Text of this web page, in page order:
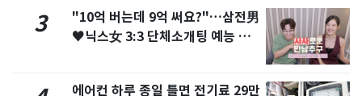
3
"10억 버는데 9억 써요?"…삼전男
♥닉스女 3:3 단체소개팅 예능 화
에어컨 하루 종일 틀면 전기료 29만